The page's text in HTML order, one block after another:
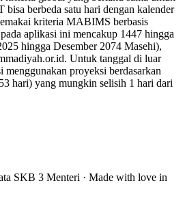
berbeda satu hari dengan kalender
kriteria MABIMS berbasis
aplikasi ini mencakup 1447 hingga
hingga Desember 2074 Masehi),
Untuk tanggal di luar
menggunakan proyeksi berdasarkan
hari) yang mungkin selisih 1 hari dari
SKB 3 Menteri · Made with love in